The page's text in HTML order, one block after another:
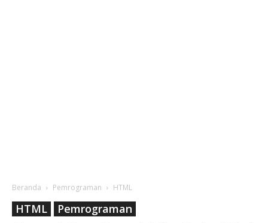
Beranda Pemrograman HTML
HTML Pemrograman